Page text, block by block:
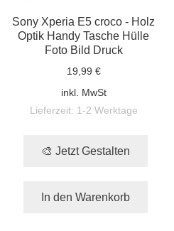
Sony Xperia E5 croco - Holz
Optik Handy Tasche Hülle
Foto Bild Druck
19,99 €
inkl. MwSt
Lieferzeit: 1-2 Werktage
🎨 Jetzt Gestalten
In den Warenkorb